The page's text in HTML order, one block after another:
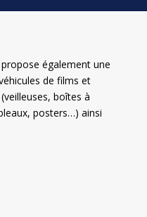
également une
de films et
boîtes à
posters…) ainsi